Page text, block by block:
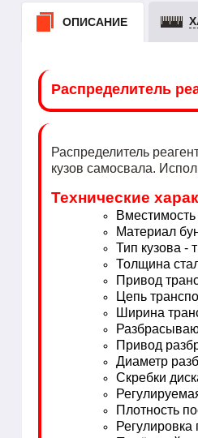
ОПИСАНИЕ
Распределитель
Распределитель
кузов самосвала.
Технические
Вместимость
Материал
Тип кузова -
Толщина
Привод
Цепь
Ширина
Привод
Диаметр
Скребки
Плотность